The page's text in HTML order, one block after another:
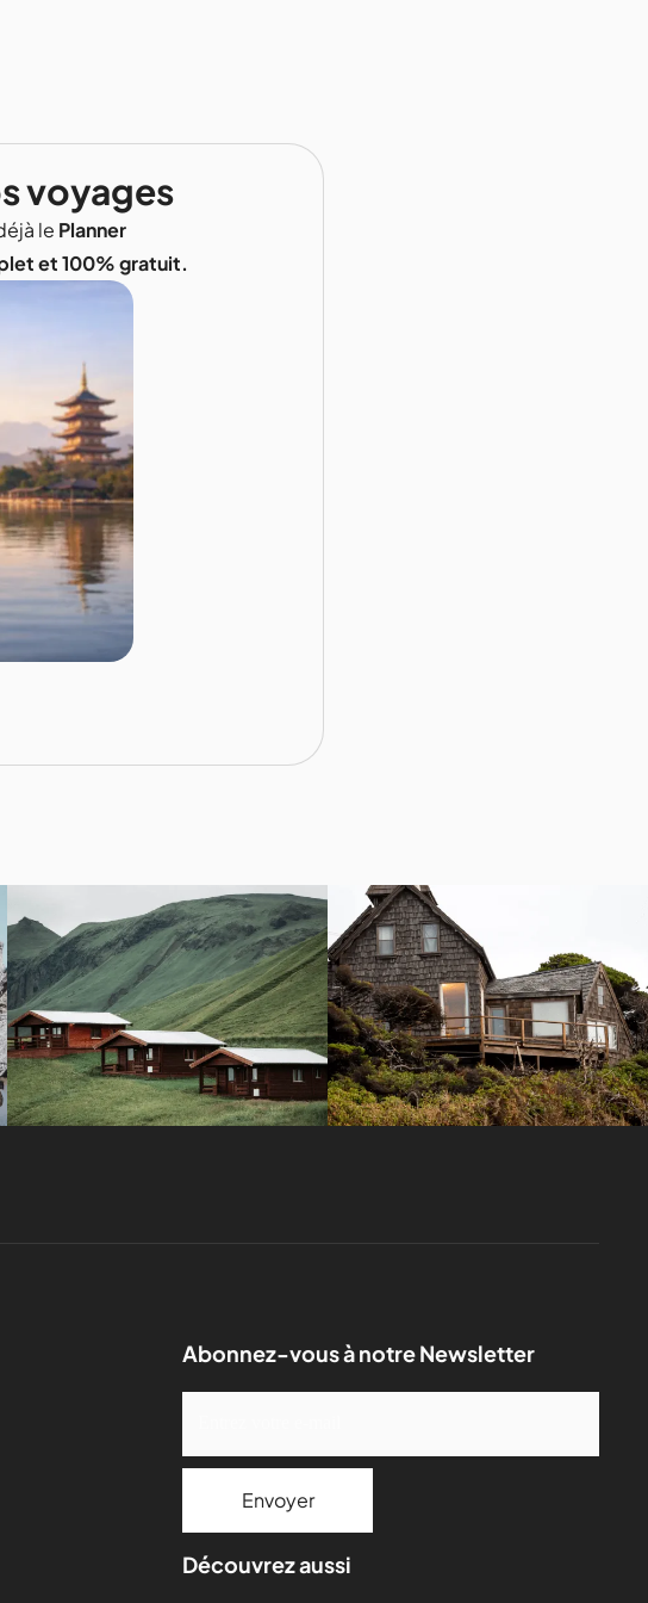
voyages
le Planner
et 100% gratuit.
Abonnez-vous à notre Newsletter
Découvrez aussi